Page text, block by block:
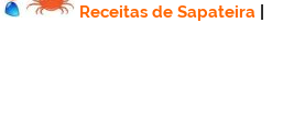
Receitas de Sapateira